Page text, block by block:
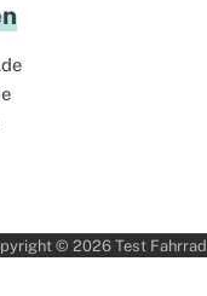
© 2026 Test Fahrrad